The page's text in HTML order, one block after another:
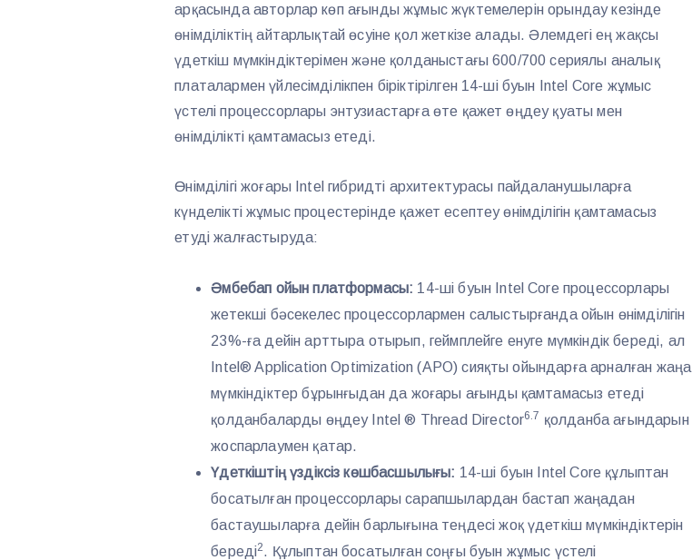
арқасында авторлар көп ағынды жұмыс жүктемелерін орындау кезінде
өнімділіктің айтарлықтай өсуіне қол жеткізе алады. Әлемдегі ең жақсы
үдеткіш мүмкіндіктерімен және қолданыстағы 600/700 сериялы аналық
платалармен үйлесімділікпен біріктірілген 14-ші буын Intel Core жұмыс
үстелі процессорлары энтузиастарға өте қажет өңдеу қуаты мен
өнімділікті қамтамасыз етеді.
Өнімділігі жоғары Intel гибридті архитектурасы пайдаланушыларға
күнделікті жұмыс процестерінде қажет есептеу өнімділігін қамтамасыз
етуді жалғастыруда:
Әмбебап ойын платформасы: 14-ші буын Intel Core процессорлары
жетекші бәсекелес процессорлармен салыстырғанда ойын өнімділігін
23%-ға дейін арттыра отырып, геймплейге енуге мүмкіндік береді, ал
Intel® Application Optimization (APO) сияқты ойындарға арналған жаңа
мүмкіндіктер бұрынғыдан да жоғары ағынды қамтамасыз етеді
қолданбаларды өңдеу Intel ® Thread Director6.7 қолданба ағындарын
жоспарлаумен қатар.
Үдеткіштің үздіксіз көшбасшылығы: 14-ші буын Intel Core құлыптан
босатылған процессорлары сарапшылардан бастап жаңадан
бастаушыларға дейін барлығына теңдесі жоқ үдеткіш мүмкіндіктерін
береді2. Құлыптан босатылған соңғы буын жұмыс үстелі